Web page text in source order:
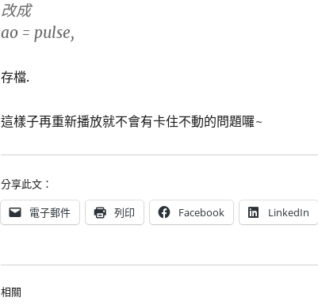
改成
ao = pulse,
存檔.
這樣子再重新播放就不會有卡住不動的問題囉~
分享此文：
電子郵件 列印 Facebook LinkedIn
相關